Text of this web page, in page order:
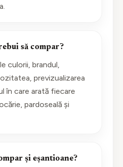
să compar?
culorii, brandul,
previzualizarea
în care arată fiecare
pardoseală și
și eșantioane?